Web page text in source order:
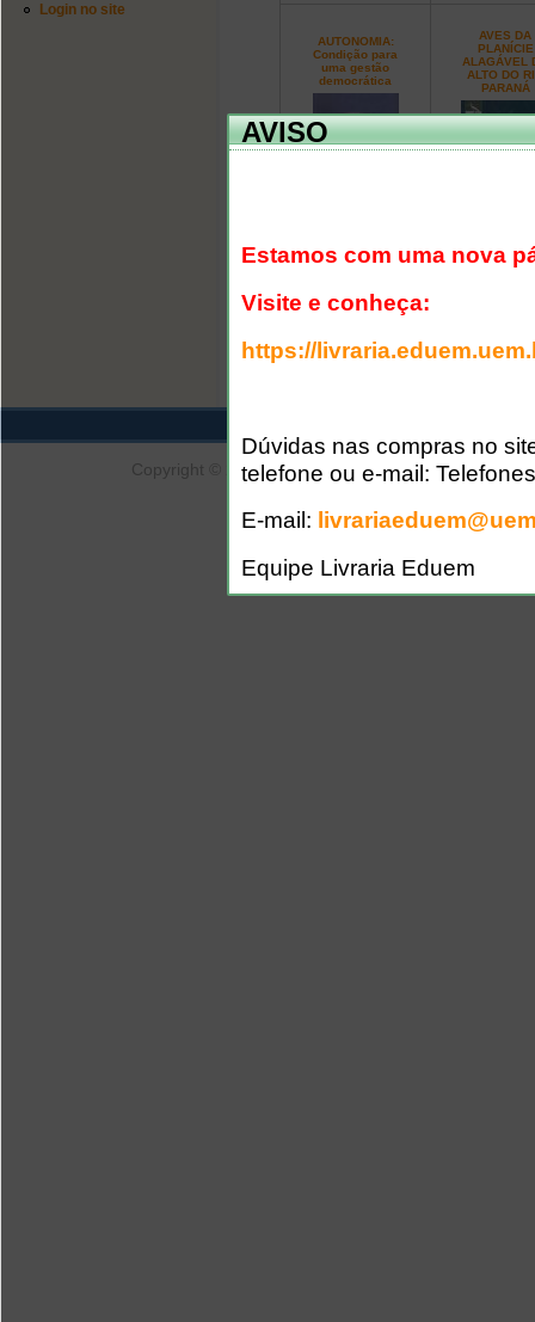
Login no site
AUTONOMIA:
Condição para
uma gestão
democrática
AVES DA
PLANÍCIE
ALAGÁVEL
ALTO DO
PARANÁ
7
Copyright © 2007 para a Eduem. Recomendados
AVISO
Estamos com uma nova
Visite e conheça:
https://
Dúvidas nas compras no
telefone ou e-mail:
E-mail:
Equipe Livraria Eduem